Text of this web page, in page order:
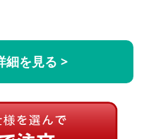
細を見る >